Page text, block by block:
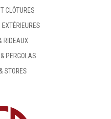
CLÔTURES
RIDEAUX
PERGOLAS
STORES